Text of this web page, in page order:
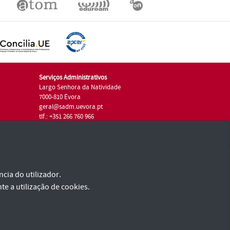
Serviços Administrativos
Largo Senhora da Natividade
7000-810 Évora
geral@sadm.uevora.pt
tlf.: +351 266 760 966
do utilizador.
a utilização de cookies.